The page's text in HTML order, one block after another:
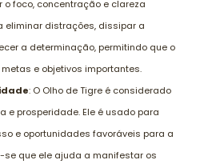
foco, concentração e clareza
eliminar distrações, dissipar a
a determinação, permitindo que o
e objetivos importantes.
: O Olho de Tigre é considerado
e prosperidade. Ele é usado para
e oportunidades favoráveis ​​para a
se que ele ajuda a manifestar os